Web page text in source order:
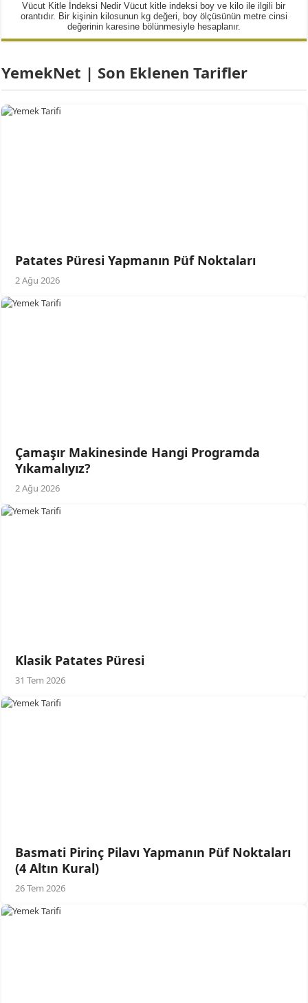
Vücut Kitle İndeksi Nedir Vücut kitle indeksi boy ve kilo ile ilgili bir
orantıdır. Bir kişinin kilosunun kg değeri, boy ölçüsünün metre cinsi
değerinin karesine bölünmesiyle hesaplanır.
YemekNet | Son Eklenen Tarifler
Patates Püresi Yapmanın Püf Noktaları
2 Ağu 2026
Çamaşır Makinesinde Hangi Programda
Yıkamalıyız?
2 Ağu 2026
Klasik Patates Püresi
31 Tem 2026
Basmati Pirinç Pilavı Yapmanın Püf Noktaları
(4 Altın Kural)
26 Tem 2026